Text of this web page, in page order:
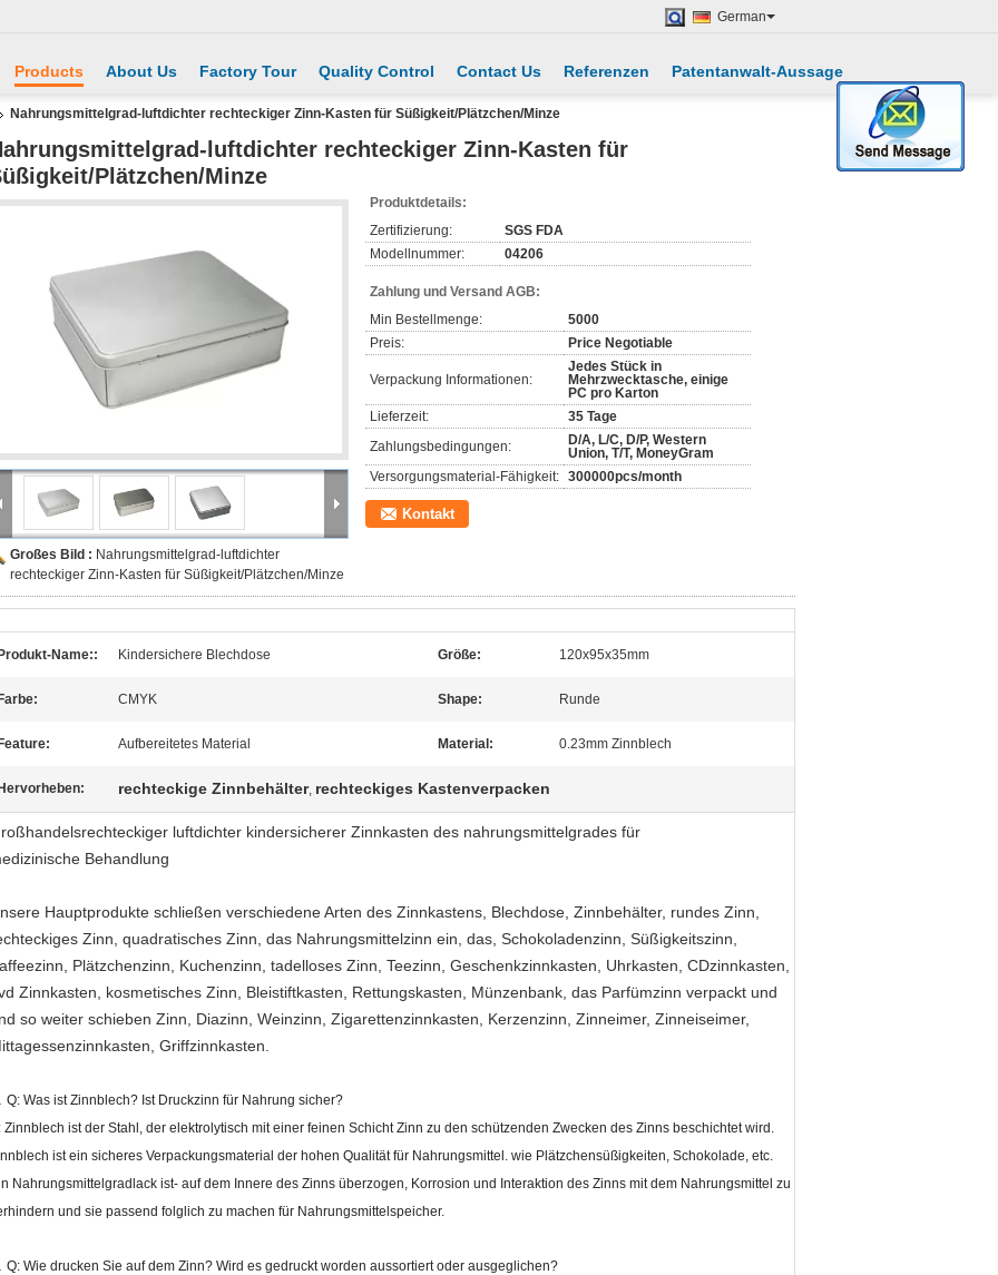
German
Products About Us Factory Tour Quality Control Contact Us Referenzen Patentanwalt-Aussage
Nahrungsmittelgrad-luftdichter rechteckiger Zinn-Kasten für Süßigkeit/Plätzchen/Minze
luftdichter rechteckiger Zinn-Kasten für
Plätzchen/Minze
Großes Bild : Nahrungsmittelgrad-luftdichter
rechteckiger Zinn-Kasten für Süßigkeit/Plätzchen/Minze
Produktdetails:
Zertifizierung:
SGS FDA
Modellnummer:
04206
Zahlung und Versand AGB:
Min Bestellmenge:
5000
Preis:
Price Negotiable
Verpackung Informationen:
Jedes Stück in
Mehrzwecktasche, einige
PC pro Karton
Lieferzeit:
35 Tage
Zahlungsbedingungen:
D/A, L/C, D/P, Western
Union, T/T, MoneyGram
Versorgungsmaterial-Fähigkeit: 300000pcs/month
Kontakt
Name:: Kindersichere Blechdose Größe: 120x95x35mm
CMYK Shape: Runde
Aufbereitetes Material Material: 0.23mm Zinnblech
rechteckige Zinnbehälter, rechteckiges Kastenverpacken
luftdichter kindersicherer Zinnkasten des nahrungsmittelgrades für
Behandlung
Hauptprodukte schließen verschiedene Arten des Zinnkastens, Blechdose, Zinnbehälter, rundes Zinn,
Zinn, quadratisches Zinn, das Nahrungsmittelzinn ein, das, Schokoladenzinn, Süßigkeitszinn,
Plätzchenzinn, Kuchenzinn, tadelloses Zinn, Teezinn, Geschenkzinnkasten, Uhrkasten, CDzinnkasten,
Zinnkasten, kosmetisches Zinn, Bleistiftkasten, Rettungskasten, Münzenbank, das Parfümzinn verpackt und
so weiter schieben Zinn, Diazinn, Weinzinn, Zigarettenzinnkasten, Kerzenzinn, Zinneimer, Zinneiseimer,
Griffzinnkasten.
Q: Was ist Zinnblech? Ist Druckzinn für Nahrung sicher?
Zinnblech ist der Stahl, der elektrolytisch mit einer feinen Schicht Zinn zu den schützenden Zwecken des Zinns beschichtet wird.
ist ein sicheres Verpackungsmaterial der hohen Qualität für Nahrungsmittel. wie Plätzchensüßigkeiten, Schokolade, etc.
Nahrungsmittelgradlack ist- auf dem Innere des Zinns überzogen, Korrosion und Interaktion des Zinns mit dem Nahrungsmittel zu
und sie passend folglich zu machen für Nahrungsmittelspeicher.
Q: Wie drucken Sie auf dem Zinn? Wird es gedruckt worden aussortiert oder ausgeglichen?